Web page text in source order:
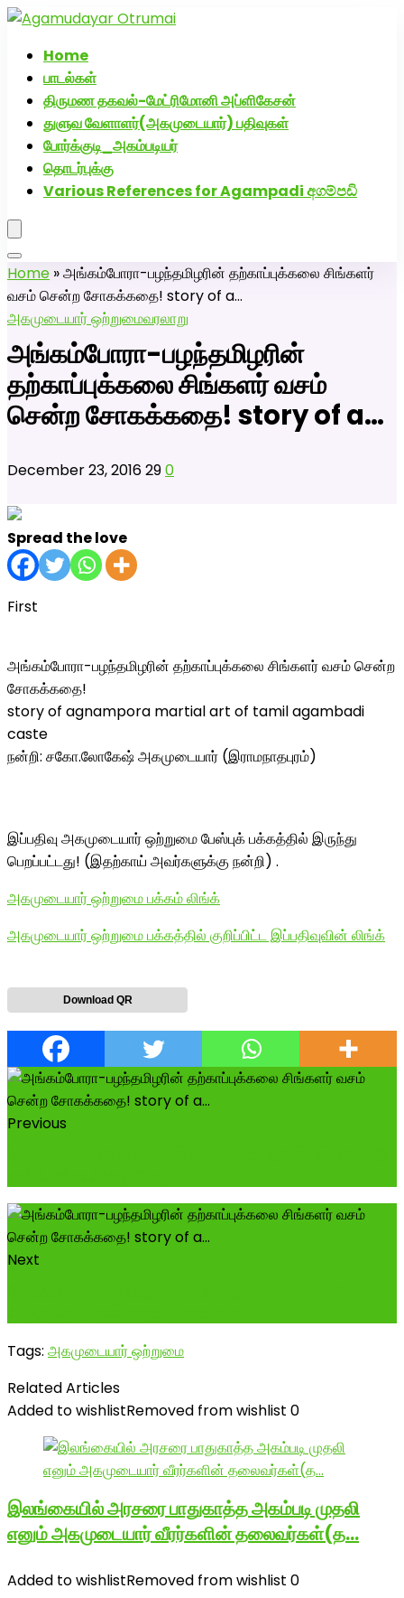
Home
பாடல்கள்
திருமண தகவல்-மேட்ரிமோனி அப்ளிகேசன்
துளுவ வேளாளர்(அகமுடையார்) பதிவுகள்
போர்க்குடி_அகம்படியர்
தொடர்புக்கு
Various References for Agampadi අගම්පඩි
Home »அங்கம்போரா-பழந்தமிழரின் தற்காப்புக்கலை சிங்களர்
வசம் சென்ற சோகக்கதை! story of a…
அகமுடையார் ஒற்றுமைவரலாறு
அங்கம்போரா-பழந்தமிழரின்
தற்காப்புக்கலை சிங்களர் வசம்
சென்ற சோகக்கதை! story of a…
December 23, 2016290
Spread the love
First
அங்கம்போரா-பழந்தமிழரின் தற்காப்புக்கலை சிங்களர் வசம் சென்ற
சோகக்கதை!
story of agnampora martial art of tamil agambadi
caste
நன்றி: சகோ.லோகேஷ் அகமுடையார் (இராமநாதபுரம்)
இப்பதிவு அகமுடையார் ஒற்றுமை பேஸ்புக் பக்கத்தில் இருந்து
பெறப்பட்டது! (இதற்காய் அவர்களுக்கு நன்றி) .
அகமுடையார் ஒற்றுமை பக்கம் லிங்க்
அகமுடையார் ஒற்றுமை பக்கத்தில் குறிப்பிட்ட இப்பதிவுவின் லிங்க்
Download QR
Previous
Next
Tags: அகமுடையார் ஒற்றுமை
Related Articles
Added to wishlistRemoved from wishlist 0
இலங்கையில் அரசரை பாதுகாத்த அகம்படி முதலி
எனும் அகமுடையார் வீரர்களின் தலைவர்கள்(த…
Added to wishlistRemoved from wishlist 0
அகமுடையார் திருமண வரன்களுக்கு அகமுடையார்மேட்ரி-